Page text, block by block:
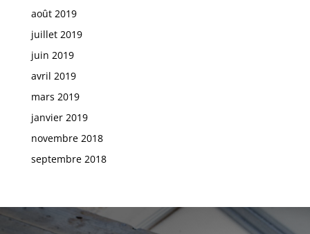
août 2019
juillet 2019
juin 2019
avril 2019
mars 2019
janvier 2019
novembre 2018
septembre 2018